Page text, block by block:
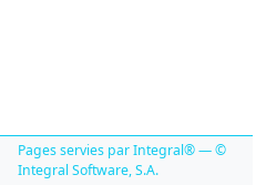
Pages servies par Integral® — ©
Integral Software, S.A.